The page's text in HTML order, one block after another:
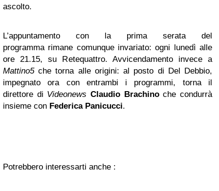
ascolto.
L’appuntamento con la prima serata del
programma rimane comunque invariato: ogni lunedì alle
ore 21.15, su Retequattro. Avvicendamento invece a
Mattino5che torna alle origini: al posto di Del Debbio,
impegnato ora con entrambi i programmi, torna il
direttore di Videonews Claudio Brachinoche condurrà
insieme con Federica Panicucci.
Potrebbero interessarti anche :